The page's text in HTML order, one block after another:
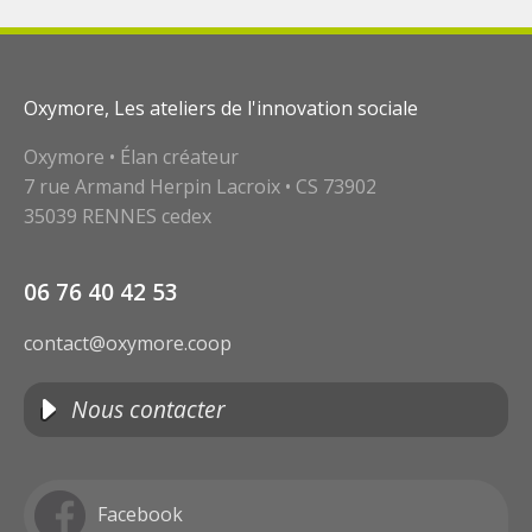
Oxymore, Les ateliers de l'innovation sociale
Oxymore • Élan créateur
7 rue Armand Herpin Lacroix • CS 73902
35039 RENNES cedex
06 76 40 42 53
contact@oxymore.coop
Nous contacter
Facebook